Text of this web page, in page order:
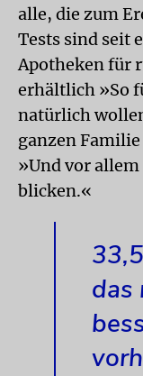
alle, die zum
Tests sind seit
Apotheken für
erhältlich »So
natürlich
ganzen
»Und vor
blicken.«
das